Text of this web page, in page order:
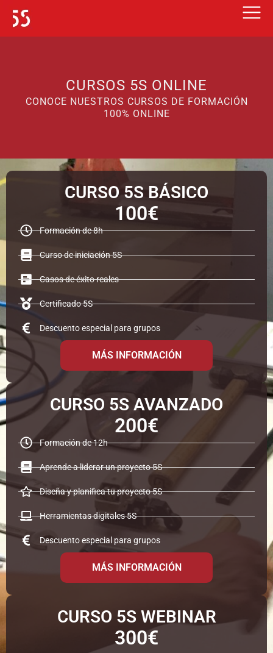
CURSOS 5S ONLINE
CONOCE NUESTROS CURSOS DE FORMACIÓN
100% ONLINE
CURSO 5S BÁSICO
100€
Formación de 8h
Curso de iniciación 5S
Casos de éxito reales
Certificado 5S
Descuento especial para grupos
MÁS INFORMACIÓN
CURSO 5S AVANZADO
200€
Formación de 12h
Aprende a liderar un proyecto 5S
Diseña y planifica tu proyecto 5S
Herramientas digitales 5S
Descuento especial para grupos
MÁS INFORMACIÓN
CURSO 5S WEBINAR
300€